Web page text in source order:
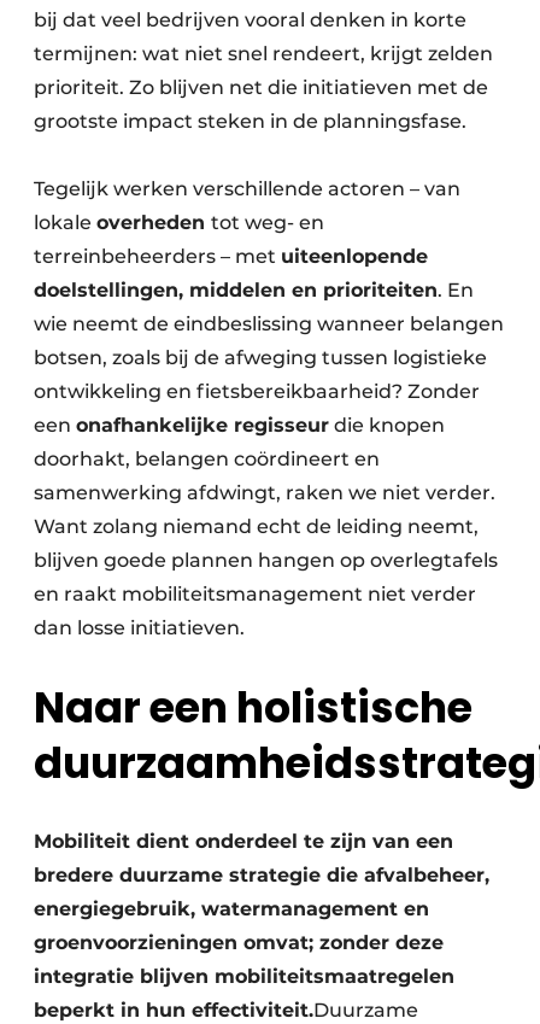
bij dat veel bedrijven vooral denken in korte
termijnen: wat niet snel rendeert, krijgt zelden
prioriteit. Zo blijven net die initiatieven met de
grootste impact steken in de planningsfase.
Tegelijk werken verschillende actoren – van
lokale overheden tot weg- en
terreinbeheerders – met uiteenlopende
doelstellingen, middelen en prioriteiten. En
wie neemt de eindbeslissing wanneer belangen
botsen, zoals bij de afweging tussen logistieke
ontwikkeling en fietsbereikbaarheid? Zonder
een onafhankelijke regisseur die knopen
doorhakt, belangen coördineert en
samenwerking afdwingt, raken we niet verder.
Want zolang niemand echt de leiding neemt,
blijven goede plannen hangen op overlegtafels
en raakt mobiliteitsmanagement niet verder
dan losse initiatieven.
Naar een holistische
Mobiliteit dient onderdeel te zijn van een
bredere duurzame strategie die afvalbeheer,
energiegebruik, watermanagement en
groenvoorzieningen omvat; zonder deze
integratie blijven mobiliteitsmaatregelen
beperkt in hun effectiviteit.Duurzame